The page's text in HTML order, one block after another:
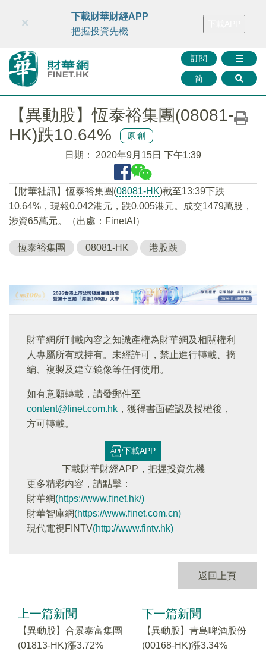
財華智庫網 FINTV FINMETA 財華證券 媒體矩陣
訂閱
简
×
下載財華財經APP
把握投資先機
【異動股】恆泰裕集團(08081-
HK)跌10.64%
原創
日期： 2020年9月15日 下午1:39
【財華社訊】恆泰裕集團(08081-HK)截至13:39下跌
10.64%，現報0.042港元，跌0.005港元。成交1479萬股，
涉資65萬元。（出處：FinetAI）
恆泰裕集團 08081-HK 港股跌
財華網所刊載內容之知識產權為財華網及相關權利
人專屬所有或持有。未經許可，禁止進行轉載、摘
編、複製及建立鏡像等任何使用。
如有意願轉載，請發郵件至
content@finet.com.hk ，獲得書面確認及授權後，
方可轉載。
下載APP
下載財華財經APP，把握投資先機
更多精彩内容，請點擊：
財華網(https://www.finet.hk/)
財華智庫網(https://www.finet.com.cn)
現代電視FINTV(http://www.fintv.hk)
返回上頁
上一篇新聞
【異動股】合景泰富集團
(01813-HK)漲3.72%
下一篇新聞
【異動股】青島啤酒股份
(00168-HK)漲3.34%